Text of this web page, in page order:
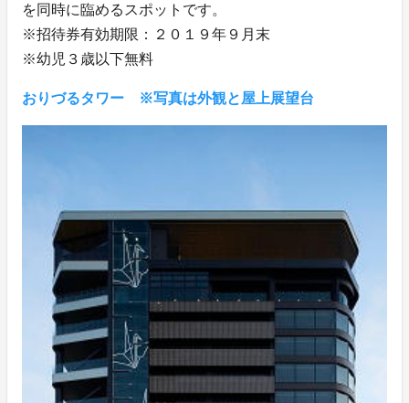
を同時に臨めるスポットです。
※招待券有効期限：２０１９年９月末
※幼児３歳以下無料
おりづるタワー ※写真は外観と屋上展望台